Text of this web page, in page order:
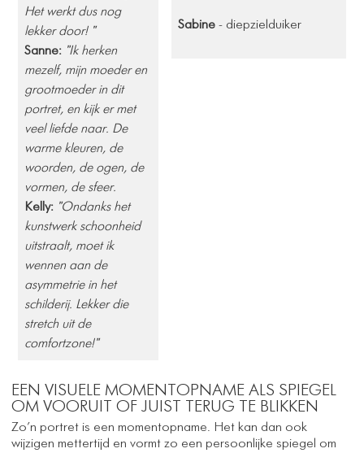
Het werkt dus nog
lekker door! "
Sanne: "Ik herken
mezelf, mijn moeder en
grootmoeder in dit
portret, en kijk er met
veel liefde naar. De
warme kleuren, de
woorden, de ogen, de
vormen, de sfeer. ​
Kelly: "Ondanks het
kunstwerk schoonheid
uitstraalt, moet ik
wennen aan de
asymmetrie in het
schilderij. Lekker die
stretch uit de
comfortzone!"
Sabine - diepzielduiker
EEN VISUELE MOMENTOPNAME ALS SPIEGEL
OM VOORUIT OF JUIST TERUG TE BLIKKEN
Zo’n portret is een momentopname. Het kan dan ook
wijzigen mettertijd en vormt zo een persoonlijke spiegel om